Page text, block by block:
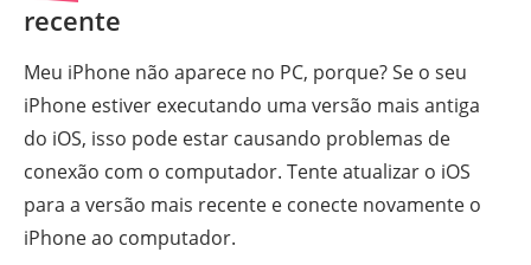
recente
Meu iPhone não aparece no PC, porque? Se o seu
iPhone estiver executando uma versão mais antiga
do iOS, isso pode estar causando problemas de
conexão com o computador. Tente atualizar o iOS
para a versão mais recente e conecte novamente o
iPhone ao computador.